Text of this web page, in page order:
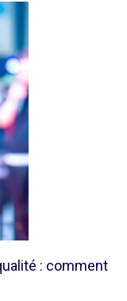
: comment